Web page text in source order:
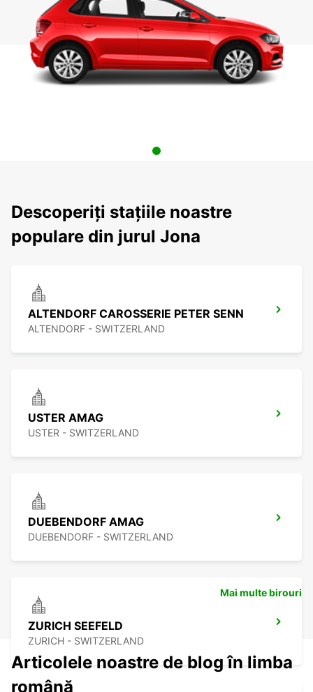
Descoperiți stațiile noastre
populare din jurul Jona
ALTENDORF CAROSSERIE PETER SENN
ALTENDORF - SWITZERLAND
USTER AMAG
USTER - SWITZERLAND
DUEBENDORF AMAG
DUEBENDORF - SWITZERLAND
ZURICH SEEFELD
ZURICH - SWITZERLAND
Mai multe birouri
Articolele noastre de blog în limba
română